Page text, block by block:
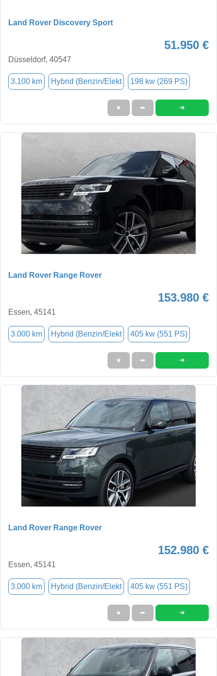
Land Rover Discovery Sport
51.950 €
Düsseldorf, 40547
3.100 km Hybrid (Benzin/Elekt 198 kw (269 PS)
★ ➦ ➜
Land Rover Range Rover
153.980 €
Essen, 45141
3.000 km Hybrid (Benzin/Elekt 405 kw (551 PS)
★ ➦ ➜
Land Rover Range Rover
152.980 €
Essen, 45141
3.000 km Hybrid (Benzin/Elekt 405 kw (551 PS)
★ ➦ ➜